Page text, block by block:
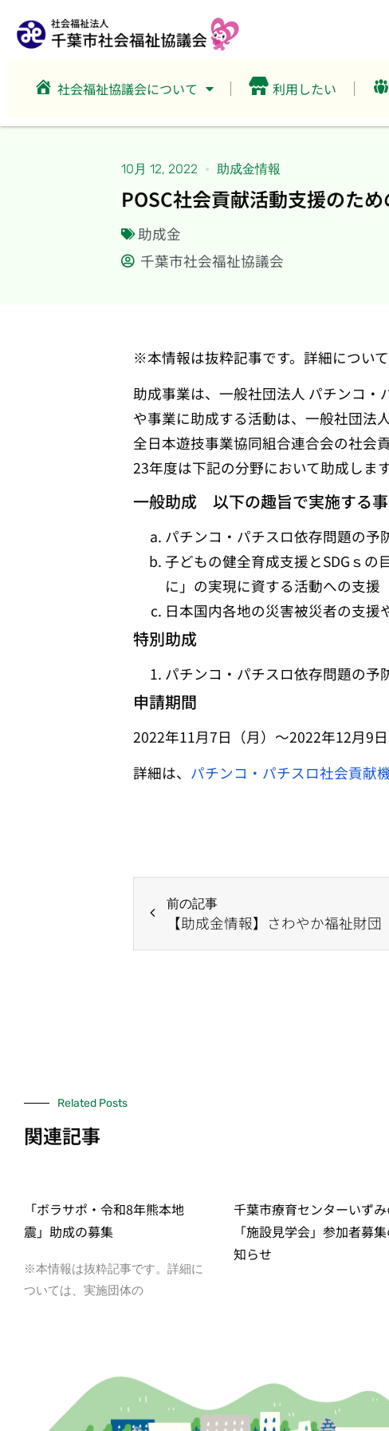
社会福祉協議会について 利用したい
10月 12, 2022 助成金情報
POSC社会貢献活動支援のた
助成金
千葉市社会福祉協議会
※本情報は抜粋記事です。詳細につい
助成事業は、一般社団法人 パチンコ・
や事業に助成する活動は、一般社団法
全日本遊技事業協同組合連合会の社会
23年度は下記の分野において助成します
一般助成 以下の趣旨で実施する
パチンコ・パチスロ依存問題の予
子どもの健全育成支援とSDGｓ
に」の実現に資する活動への支援
日本国内各地の災害被災者の支援
特別助成
パチンコ・パチスロ依存問題の
申請期間
2022年11月7日（月）～2022年12月9
詳細は、 パチンコ・パチスロ社会貢献
前の記事
Related Posts
関連記事
「ボラサポ・令和8年熊本地
震」助成の募集
※本情報は抜粋記事です。詳細に
ついては、実施団体の
千葉市療育センターいず
「施設見学会」参加者募
知らせ